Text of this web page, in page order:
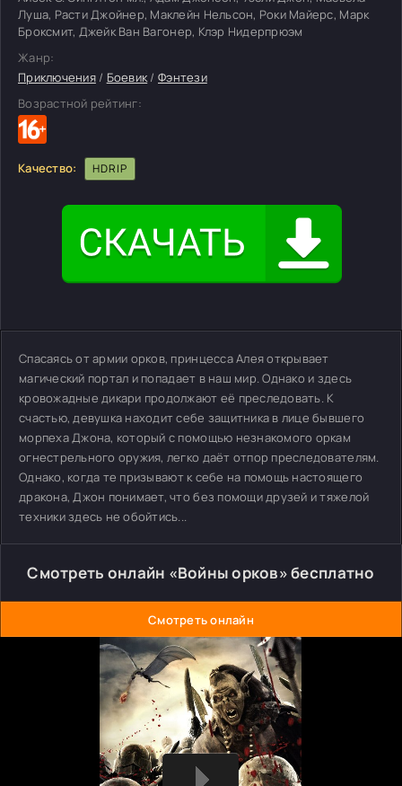
Луша, Расти Джойнер, Маклейн Нельсон, Роки Майерс, Марк
Броксмит, Джейк Ван Вагонер, Клэр Нидерпрюэм
Жанр:
Приключения/ Боевик/ Фэнтези
Возрастной рейтинг:
Качество: HDRIP
Спасаясь от армии орков, принцесса Алея открывает
магический портал и попадает в наш мир. Однако и здесь
кровожадные дикари продолжают её преследовать. К
счастью, девушка находит себе защитника в лице бывшего
морпеха Джона, который с помощью незнакомого оркам
огнестрельного оружия, легко даёт отпор преследователям.
Однако, когда те призывают к себе на помощь настоящего
дракона, Джон понимает, что без помощи друзей и тяжелой
техники здесь не обойтись...
Смотреть онлайн «Войны орков» бесплатно
Смотреть онлайн